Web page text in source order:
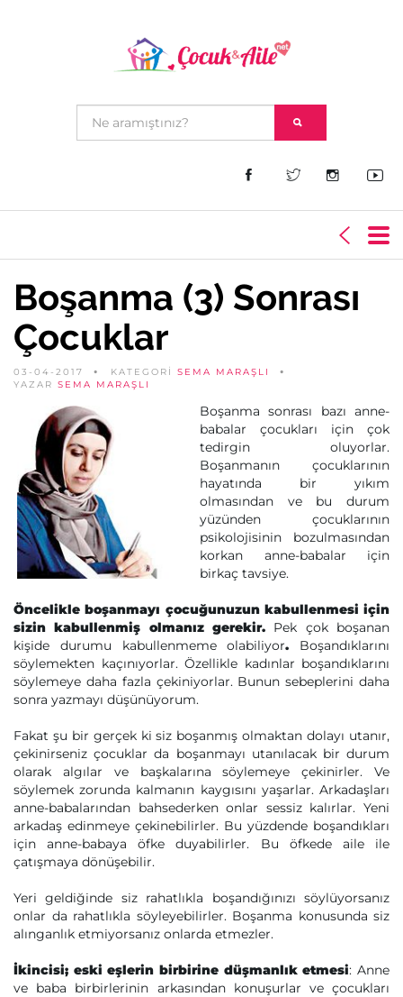
Boşanma (3) Sonrası
Çocuklar
03-04-2017 KATEGORİ SEMA MARAŞLI
YAZAR SEMA MARAŞLI
Boşanma sonrası bazı anne-
babalar çocukları için çok
tedirgin oluyorlar.
Boşanmanın çocuklarının
hayatında bir yıkım
olmasından ve bu durum
yüzünden çocuklarının
psikolojisinin bozulmasından
korkan anne-babalar için
birkaç tavsiye.
Öncelikle boşanmayı çocuğunuzun kabullenmesi için
sizin kabullenmiş olmanız gerekir. Pek çok boşanan
kişide durumu kabullenmeme olabiliyor. Boşandıklarını
söylemekten kaçınıyorlar. Özellikle kadınlar boşandıklarını
söylemeye daha fazla çekiniyorlar. Bunun sebeplerini daha
sonra yazmayı düşünüyorum.
Fakat şu bir gerçek ki siz boşanmış olmaktan dolayı utanır,
çekinirseniz çocuklar da boşanmayı utanılacak bir durum
olarak algılar ve başkalarına söylemeye çekinirler. Ve
söylemek zorunda kalmanın kaygısını yaşarlar. Arkadaşları
anne-babalarından bahsederken onlar sessiz kalırlar. Yeni
arkadaş edinmeye çekinebilirler. Bu yüzdende boşandıkları
için anne-babaya öfke duyabilirler. Bu öfkede aile ile
çatışmaya dönüşebilir.
Yeri geldiğinde siz rahatlıkla boşandığınızı söylüyorsanız
onlar da rahatlıkla söyleyebilirler. Boşanma konusunda siz
alınganlık etmiyorsanız onlarda etmezler.
İkincisi; eski eşlerin birbirine düşmanlık etmesi: Anne
ve baba birbirlerinin arkasından konuşurlar ve çocukları